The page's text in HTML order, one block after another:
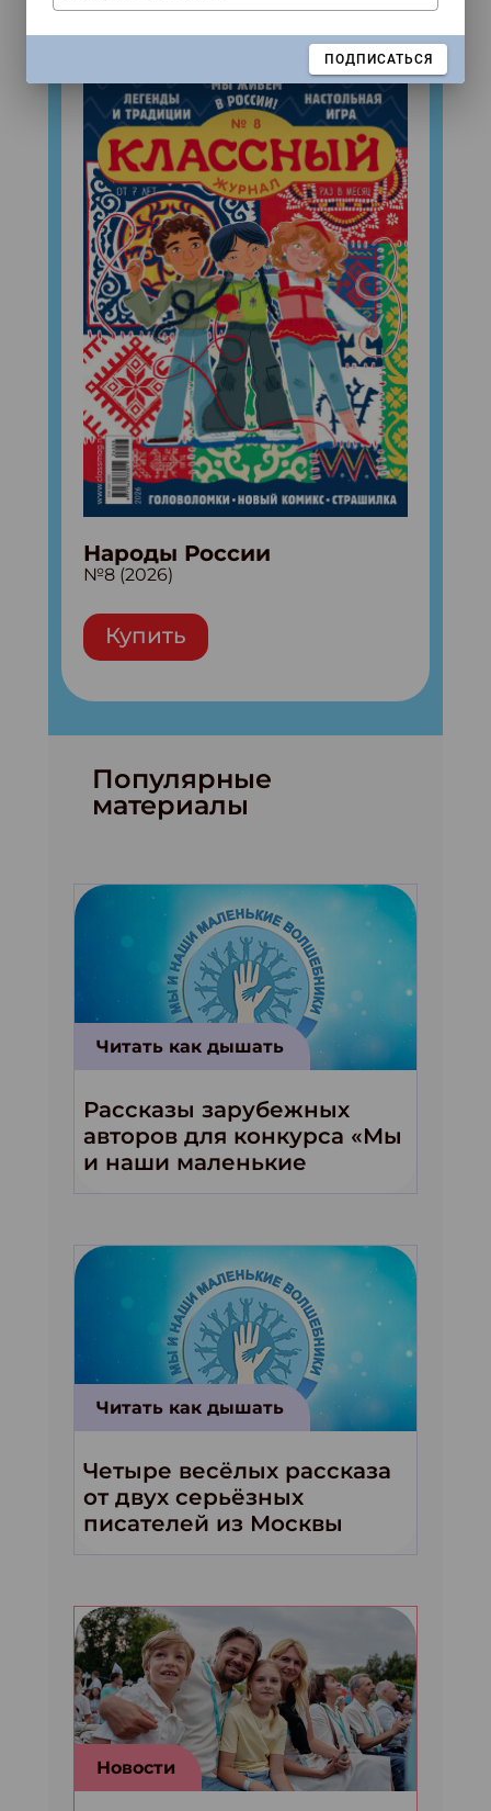
Свежий номер!
Народы России
№8 (2026)
Купить
Популярные
материалы
Читать как дышать
Рассказы зарубежных
авторов для конкурса «Мы
и наши маленькие
волшебники!»
Читать как дышать
Четыре весёлых рассказа
от двух серьёзных
писателей из Москвы
Новости
ПОДПИСАТЬСЯ